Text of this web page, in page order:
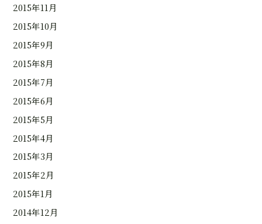
2015年11月
2015年10月
2015年9月
2015年8月
2015年7月
2015年6月
2015年5月
2015年4月
2015年3月
2015年2月
2015年1月
2014年12月